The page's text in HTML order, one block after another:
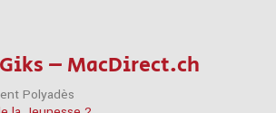
– MacDirect.ch
Polyadès